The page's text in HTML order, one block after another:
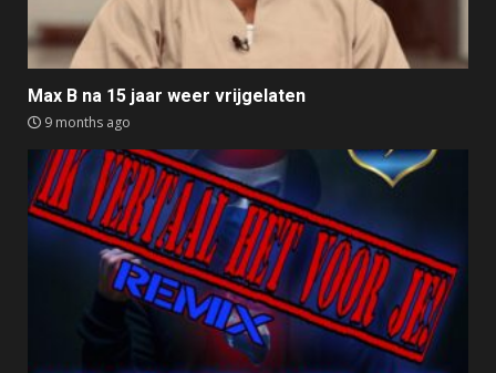
Max B na 15 jaar weer vrijgelaten
9 months ago